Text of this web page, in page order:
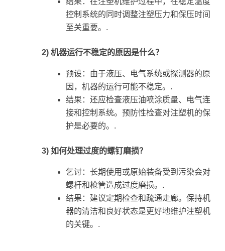
控制系统的同时调整注塑压力和保压时间
至关重要。.
2) 机器运行不稳定的原因是什么？
预设：由于液压、电气系统或探测器的原
因，机器的运行可能不稳定。.
结果：还应检查液压油喷涂质量、电气连
接和控制系统。预防性检查对注塑机的保
护是必要的。.
3) 如何处理过度的螺钉磨损？
乞讨：长期使用或原始装备受到污染会对
螺杆和枪管造成过度磨损。.
结果：建议定期检查和疏通走廊。保持机
器的清洁和良好状态是更好地维护注塑机
的关键。.